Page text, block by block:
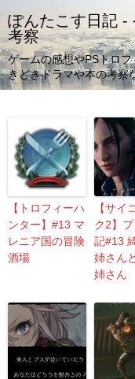
ぽんたこす日記 -
考察
ゲームの感想やPSトロ
きどきドラマや本の考察
【トロフィーハ
ンター】#13 マ
レニア国の冒険
酒場
【サイ
ク2】
記#13
姉さん
姉さん